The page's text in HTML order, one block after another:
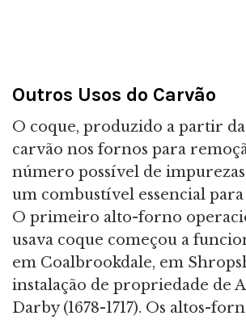
Outros Usos do Carvão
O coque, produzido a partir
carvão nos fornos para
número possível de
um combustível essencial
O primeiro alto-forno
usava coque começou a
em Coalbrookdale, em
instalação de propriedade de
Darby (1678-1717). Os altos-